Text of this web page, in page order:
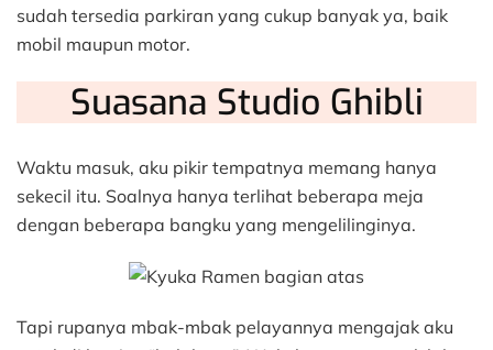
sudah tersedia parkiran yang cukup banyak ya, baik
mobil maupun motor.
Suasana Studio Ghibli
Waktu masuk, aku pikir tempatnya memang hanya
sekecil itu. Soalnya hanya terlihat beberapa meja
dengan beberapa bangku yang mengelilinginya.
Tapi rupanya mbak-mbak pelayannya mengajak aku